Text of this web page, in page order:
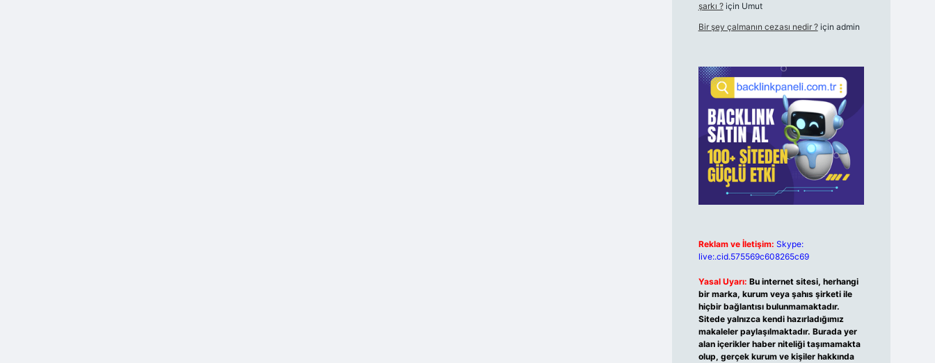
şarkı ?için Umut
Bir şey çalmanın cezası nedir ?için admin
Reklam ve İletişim: Skype:
live:.cid.575569c608265c69
Yasal Uyarı: Bu internet sitesi, herhangi
bir marka, kurum veya şahıs şirketi ile
hiçbir bağlantısı bulunmamaktadır.
Sitede yalnızca kendi hazırladığımız
makaleler paylaşılmaktadır. Burada yer
alan içerikler haber niteliği taşımamakta
olup, gerçek kurum ve kişiler hakkında